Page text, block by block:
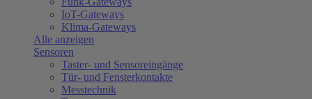
IoT-Gateways
Klima-Gateways
Alle anzeigen
Sensoren
Taster- und Sensoreingänge
Tür- und Fensterkontakte
Messtechnik